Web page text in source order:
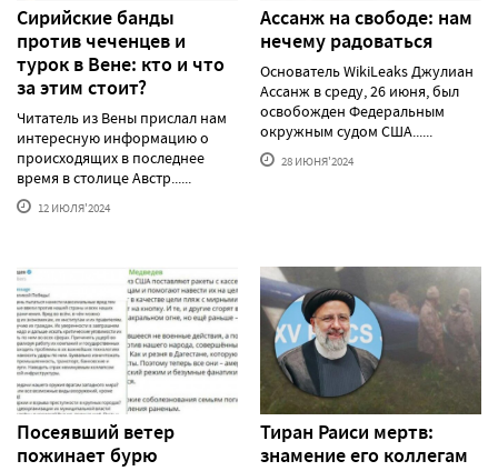
Сирийские банды
против чеченцев и
турок в Вене: кто и что
за этим стоит?
Читатель из Вены прислал нам
интересную информацию о
происходящих в последнее
время в столице Австр......
12 ИЮЛЯ'2024
Ассанж на свободе: нам
нечему радоваться
Основатель WikiLeaks Джулиан
Ассанж в среду, 26 июня, был
освобожден Федеральным
окружным судом США......
28 ИЮНЯ'2024
Посеявший ветер
пожинает бурю
Тиран Раиси мертв:
знамение его коллегам